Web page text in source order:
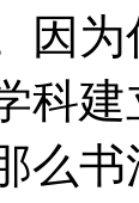
因
科
么